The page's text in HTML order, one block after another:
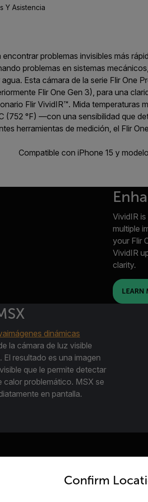
Y Asistencia
problemas invisibles más
problemas en sistemas
Esta cámara de la serie Flir One
Flir One Gen 3), para una
Flir VividIR™. Mida temperaturas
(752 °F) —con una sensibilidad que
herramientas de medición, el Flir
Compatible con iPhone 15 y
VividIR
multiple
your Flir
VividIR
clarity.
LEARN
dinámicas
la cámara de luz visible
resultado es una imagen
que le permite detectar
calor problemático. MSX se
en pantalla.
Confirm
and language from the options